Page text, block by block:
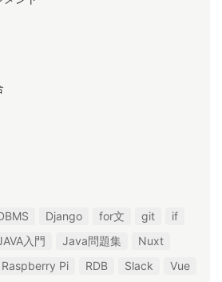
Django for文 git
if
入門 Java問題集
Nuxt
Raspberry Pi RDB Slack
Vue